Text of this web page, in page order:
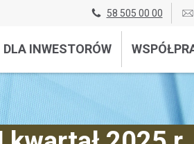
58 505 00 00
DLA INWESTORÓW